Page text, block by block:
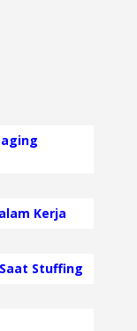
Kerja
Stuffing